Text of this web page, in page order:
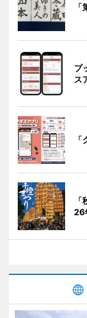
プ
ス
26